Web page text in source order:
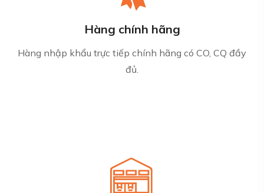
Hàng chính hãng
Hàng nhập khẩu trực tiếp chính hãng có CO, CQ đầy
đủ.